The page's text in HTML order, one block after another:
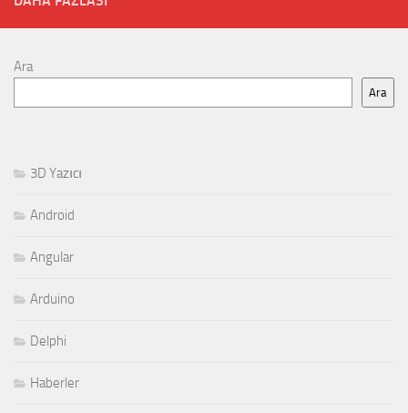
Ara
Ara
3D Yazıcı
Android
Angular
Arduino
Delphi
Haberler